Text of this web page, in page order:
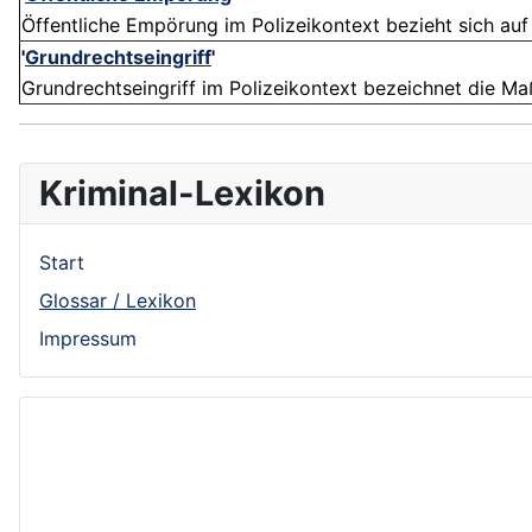
Öffentliche Empörung im Polizeikontext bezieht sich
'Grundrechtseingriff'
Grundrechtseingriff im Polizeikontext bezeichnet die
Kriminal-Lexikon
Start
Glossar / Lexikon
Impressum